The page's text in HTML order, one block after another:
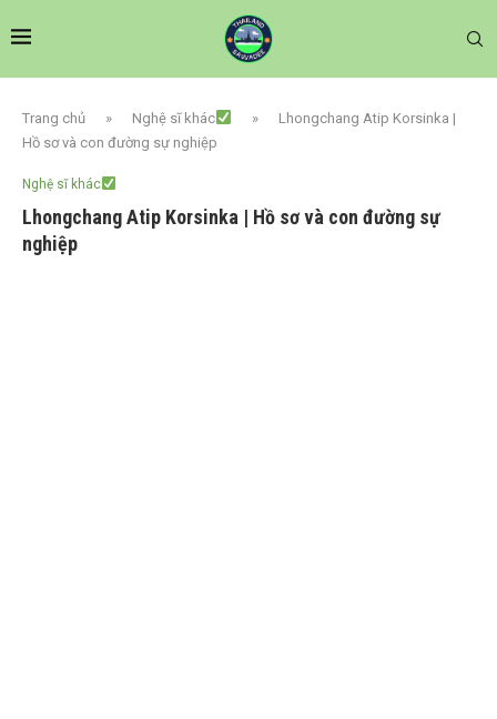
Trang chủ » Nghệ sĩ khác »
Lhongchang Atip Korsinka |
Hồ sơ và con đường sự nghiệp
Nghệ sĩ khác
Lhongchang Atip Korsinka | Hồ sơ và con đường sự
nghiệp